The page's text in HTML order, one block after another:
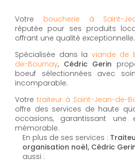
Votre boucherie à Saint-
réputée pour ses produits
offrant une qualité exceptionnelle.
Spécialisée dans la viande de
de-Bournay, Cédric Gerin
boeuf sélectionnées avec
incomparable.
Votre traiteur à Saint-Jean-de-
offre des services de haute
occasions, garantissant une
mémorable.
En plus de ses services :
organisation noël, Cédric
aussi :